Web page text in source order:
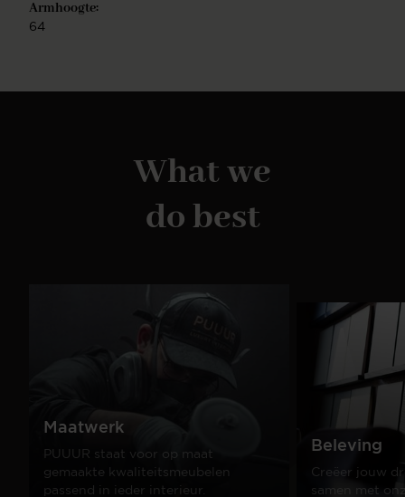
Armhoogte:
64
What we
do best
Maatwerk
PUUUR staat voor op maat
gemaakte kwaliteitsmeubelen
passend in ieder interieur.
Beleving
Creëer jouw
samen met